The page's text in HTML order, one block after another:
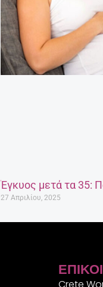
Έγκυος μετά τα 35:
27 Απριλίου, 2025